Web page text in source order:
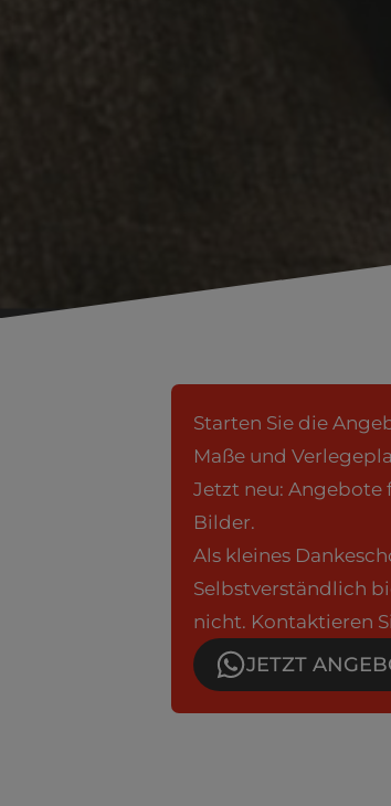
Starten Sie die
Maße und
Jetzt neu: Angebote
Bilder.
Als kleines
Selbstverständlich
nicht. Kontaktieren
JETZT